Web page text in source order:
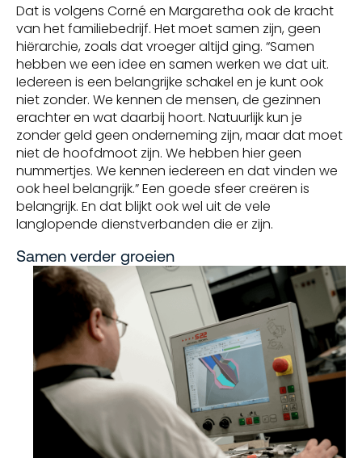
Dat is volgens Corné en Margaretha ook de kracht
van het familiebedrijf. Het moet samen zijn, geen
hiërarchie, zoals dat vroeger altijd ging. “Samen
hebben we een idee en samen werken we dat uit.
Iedereen is een belangrijke schakel en je kunt ook
niet zonder. We kennen de mensen, de gezinnen
erachter en wat daarbij hoort. Natuurlijk kun je
zonder geld geen onderneming zijn, maar dat moet
niet de hoofdmoot zijn. We hebben hier geen
nummertjes. We kennen iedereen en dat vinden we
ook heel belangrijk.” Een goede sfeer creëren is
belangrijk. En dat blijkt ook wel uit de vele
langlopende dienstverbanden die er zijn.
Samen verder groeien